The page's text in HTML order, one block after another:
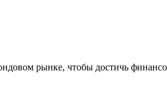
рынке, чтобы достичь